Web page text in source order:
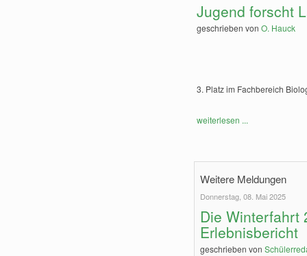
Jugend forscht
geschrieben von O. Hauck
3. Platz im Fachbereich
weiterlesen ...
Weitere Meldungen
Donnerstag, 08. Mai 2025
Die Winterfahrt
Erlebnisbericht
geschrieben von